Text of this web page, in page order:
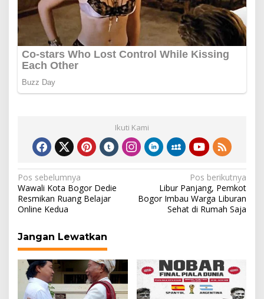
Ikuti Kami
Navigasi
pos
Pos sebelumnya
Wawali Kota Bogor Dedie
Resmikan Ruang Belajar
Online Kedua
Pos berikutnya
Libur Panjang, Pemkot
Bogor Imbau Warga Liburan
Sehat di Rumah Saja
Jangan Lewatkan